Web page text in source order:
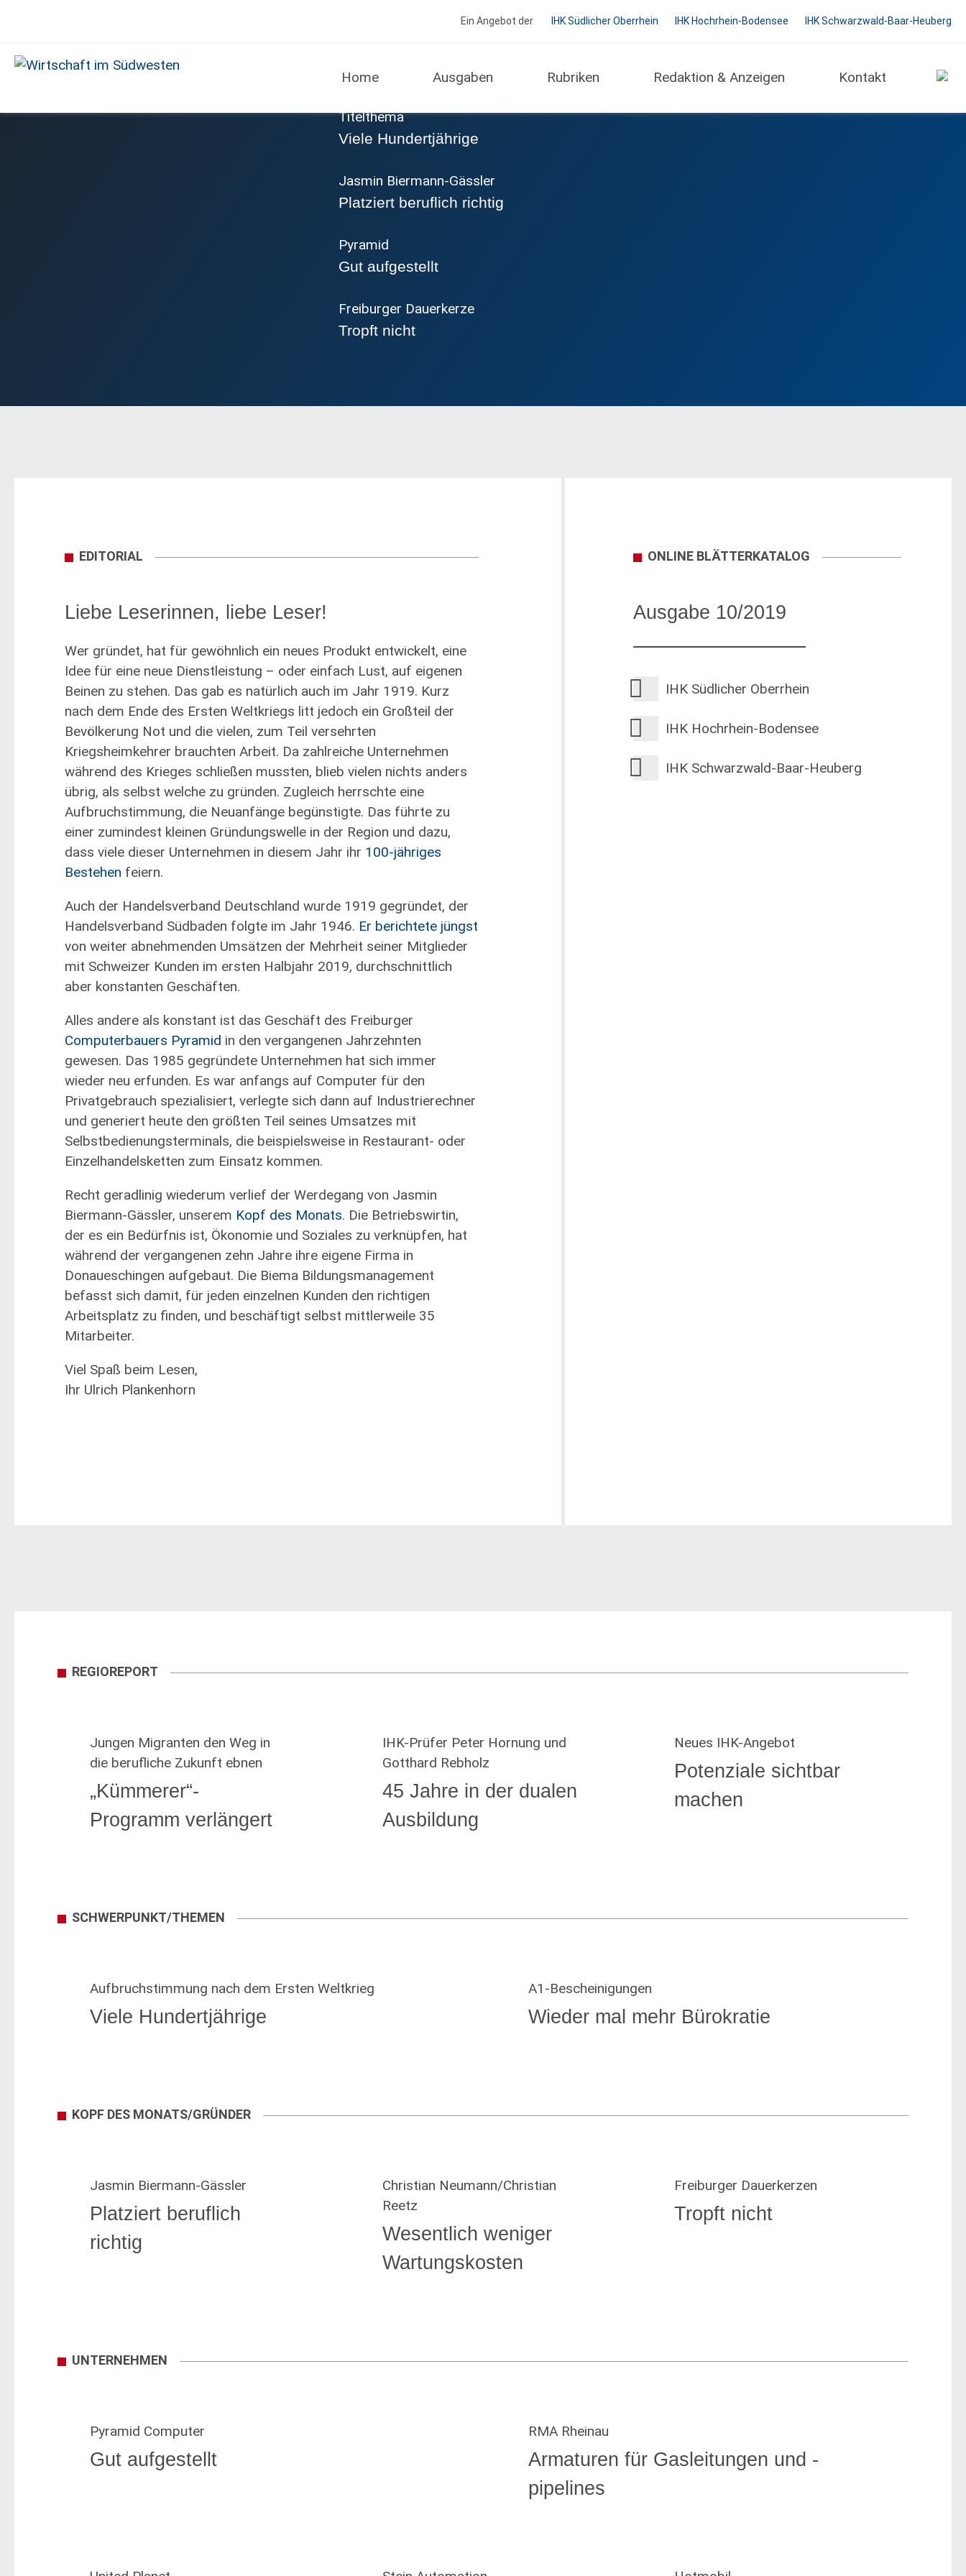
Ein Angebot der IHK Südlicher Oberrhein IHK Hochrhein-Bodensee IHK Schwarzwald-Baar-Heuberg
im
Home Ausgaben Rubriken Redaktion & Anzeigen Kontakt
Titelthema
Viele Hundertjährige
Jasmin Biermann-Gässler
Platziert beruflich richtig
Pyramid
Gut aufgestellt
Freiburger Dauerkerze
Tropft nicht
EDITORIAL
Liebe Leserinnen, liebe Leser!
Wer gründet, hat für gewöhnlich ein neues Produkt entwickelt, eine
Idee für eine neue Dienstleistung – oder einfach Lust, auf eigenen
Beinen zu stehen. Das gab es natürlich auch im Jahr 1919. Kurz
nach dem Ende des Ersten Weltkriegs litt jedoch ein Großteil der
Bevölkerung Not und die vielen, zum Teil versehrten
Kriegsheimkehrer brauchten Arbeit. Da zahlreiche Unternehmen
während des Krieges schließen mussten, blieb vielen nichts anders
übrig, als selbst welche zu gründen. Zugleich herrschte eine
Aufbruchstimmung, die Neuanfänge begünstigte. Das führte zu
einer zumindest kleinen Gründungswelle in der Region und dazu,
dass viele dieser Unternehmen in diesem Jahr ihr 100-jähriges
Bestehen feiern.
Auch der Handelsverband Deutschland wurde 1919 gegründet, der
Handelsverband Südbaden folgte im Jahr 1946. Er berichtete jüngst
von weiter abnehmenden Umsätzen der Mehrheit seiner Mitglieder
mit Schweizer Kunden im ersten Halbjahr 2019, durchschnittlich
aber konstanten Geschäften.
Alles andere als konstant ist das Geschäft des Freiburger
Computerbauers Pyramid in den vergangenen Jahrzehnten
gewesen. Das 1985 gegründete Unternehmen hat sich immer
wieder neu erfunden. Es war anfangs auf Computer für den
Privatgebrauch spezialisiert, verlegte sich dann auf Industrierechner
und generiert heute den größten Teil seines Umsatzes mit
Selbstbedienungsterminals, die beispielsweise in Restaurant- oder
Einzelhandelsketten zum Einsatz kommen.
Recht geradlinig wiederum verlief der Werdegang von Jasmin
Biermann-Gässler, unserem Kopf des Monats. Die Betriebswirtin,
der es ein Bedürfnis ist, Ökonomie und Soziales zu verknüpfen, hat
während der vergangenen zehn Jahre ihre eigene Firma in
Donaueschingen aufgebaut. Die Biema Bildungsmanagement
befasst sich damit, für jeden einzelnen Kunden den richtigen
Arbeitsplatz zu finden, und beschäftigt selbst mittlerweile 35
Mitarbeiter.
Viel Spaß beim Lesen,
Ihr Ulrich Plankenhorn
ONLINE BLÄTTERKATALOG
Ausgabe 10/2019
IHK Südlicher Oberrhein
IHK Hochrhein-Bodensee
IHK Schwarzwald-Baar-Heuberg
REGIOREPORT
Jungen Migranten den Weg in
die berufliche Zukunft ebnen
„Kümmerer“-
Programm verlängert
IHK-Prüfer Peter Hornung und
Gotthard Rebholz
45 Jahre in der dualen
Ausbildung
Neues IHK-Angebot
Potenziale sichtbar
machen
SCHWERPUNKT/THEMEN
Aufbruchstimmung nach dem Ersten Weltkrieg
Viele Hundertjährige
A1-Bescheinigungen
Wieder mal mehr Bürokratie
KOPF DES MONATS/GRÜNDER
Jasmin Biermann-Gässler
Platziert beruflich
richtig
Christian Neumann/Christian
Reetz
Wesentlich weniger
Wartungskosten
Freiburger Dauerkerzen
Tropft nicht
UNTERNEHMEN
Pyramid Computer
Gut aufgestellt
RMA Rheinau
Armaturen für Gasleitungen und -
pipelines